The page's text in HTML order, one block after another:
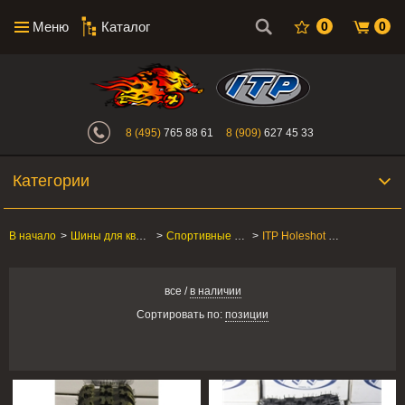
Меню Каталог 0 0
Интернет-магазин "Поросенок".
8 (495) 765 88 61 8 (909) 627 45 33
Категории
В начало > Шины для квадроцикла > Спортивные квадроциклы > ITP Holeshot H-D
все /в наличии
Сортировать по: позиции